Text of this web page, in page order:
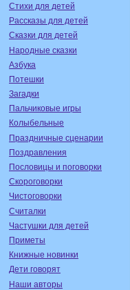
Стихи для детей
Рассказы для детей
Сказки для детей
Народные сказки
Азбука
Потешки
Загадки
Пальчиковые игры
Колыбельные
Праздничные сценарии
Поздравления
Пословицы и поговорки
Скороговорки
Чистоговорки
Считалки
Частушки для детей
Приметы
Книжные новинки
Дети говорят
Наши авторы